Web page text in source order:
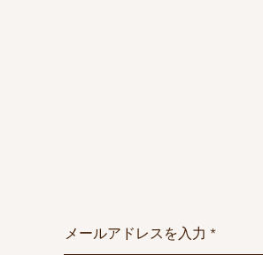
メールアドレスを入力